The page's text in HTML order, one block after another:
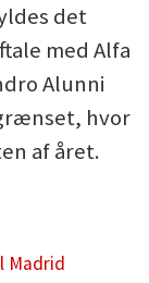
det
med Alfa
Alunni
hvor
af året.
Madrid